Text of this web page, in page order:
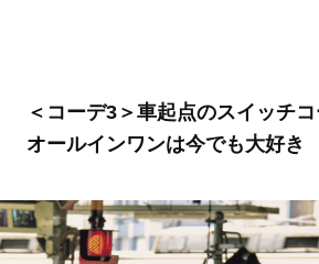
＜コーデ3＞車起点のスイッチ
オールインワンは今でも大好き